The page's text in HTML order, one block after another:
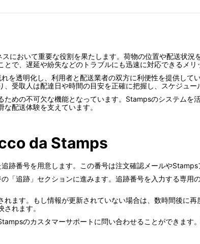
において重要な役割を果たします。荷物の位置や配送状
で、遅延や紛失などのトラブルにも迅速に対応できるメリ
を透明化し、利用者と配送業者の双方に利便性を提供して
受取人は配達日や時間の目安を正確に把握し、スケジュー
ための不可欠な機能となっています。Stampsのシステムを
配送体験を支えています。
da Stamps
跡番号を用意します。この番号は注文確認メールやStamps
「追跡」セクションに進みます。追跡番号を入力する専用
ます。もし情報が更新されていない場合は、数時間後に
れます。
のカスタマーサポートに問い合わせることができます